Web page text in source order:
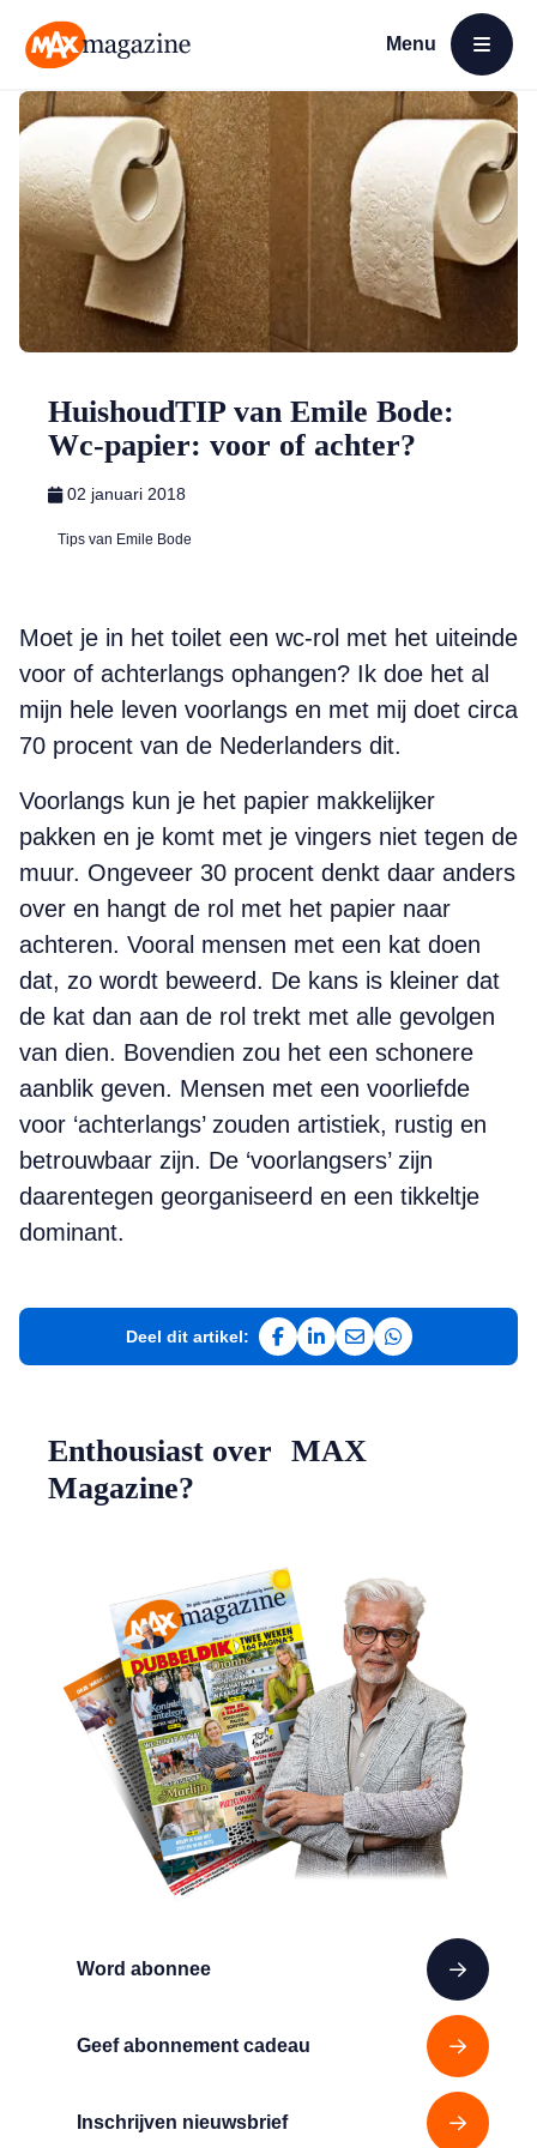
Menu
Open menu
HuishoudTIP van Emile Bode:
Wc-papier: voor of achter?
02 januari 2018
Tips van Emile Bode
Moet je in het toilet een wc-rol met het uiteinde
voor of achterlangs ophangen? Ik doe het al
mijn hele leven voorlangs en met mij doet circa
70 procent van de Nederlanders dit.
Voorlangs kun je het papier makkelijker
pakken en je komt met je vingers niet tegen de
muur. Ongeveer 30 procent denkt daar anders
over en hangt de rol met het papier naar
achteren. Vooral mensen met een kat doen
dat, zo wordt beweerd. De kans is kleiner dat
de kat dan aan de rol trekt met alle gevolgen
van dien. Bovendien zou het een schonere
aanblik geven. Mensen met een voorliefde
voor ‘achterlangs’ zouden artistiek, rustig en
betrouwbaar zijn. De ‘voorlangsers’ zijn
daarentegen georganiseerd en een tikkeltje
dominant.
Deel dit artikel:
Deel op Facebook
Deel op LinkedIn
Deel via e-mail
Deel via
Word abonnee
Geef abonnement cadeau
Inschrijven nieuwsbrief
Enthousiast over MAX
Magazine?